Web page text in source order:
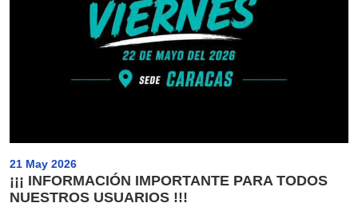
21 May 2026
¡¡¡ INFORMACIÓN IMPORTANTE PARA TODOS
NUESTROS USUARIOS !!!